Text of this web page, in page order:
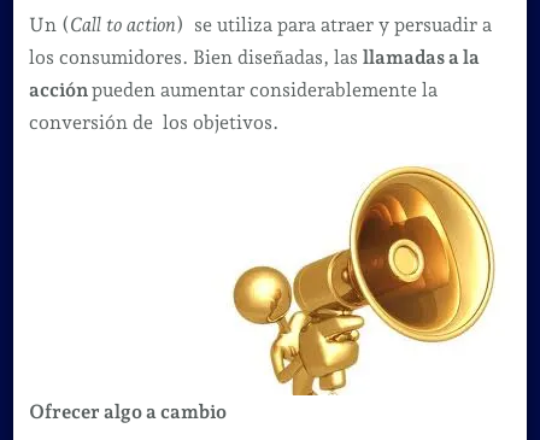
acción
en
las
Redes
Un (Call to action) se utiliza para atraer y persuadir a
los consumidores. Bien diseñadas, las llamadas a la
acciónpueden aumentar considerablemente la
conversión de los objetivos.
Ofrecer algo a cambio